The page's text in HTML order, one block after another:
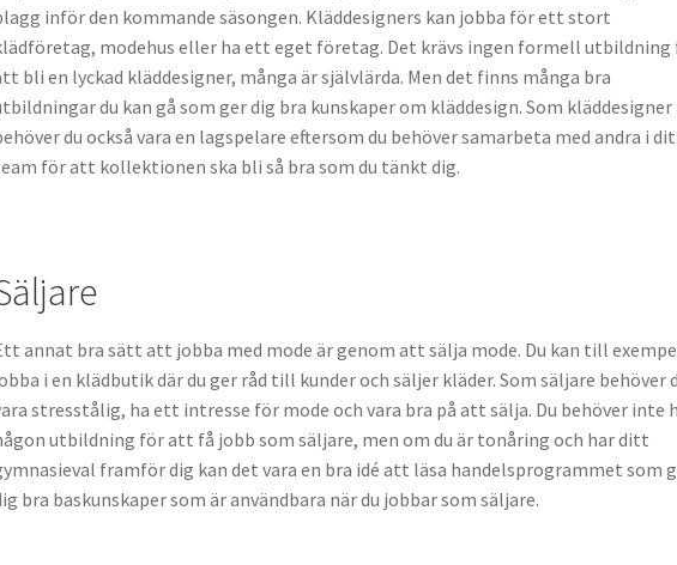
inför den kommande säsongen. Kläddesigners kan jobba för ett stort
modehus eller ha ett eget företag. Det krävs ingen formell utbildning
bli en lyckad kläddesigner, många är självlärda. Men det finns många bra
du kan gå som ger dig bra kunskaper om kläddesign. Som kläddesigner
du också vara en lagspelare eftersom du behöver samarbeta med andra i
för att kollektionen ska bli så bra som du tänkt dig.
annat bra sätt att jobba med mode är genom att sälja mode. Du kan till
i en klädbutik där du ger råd till kunder och säljer kläder. Som säljare behöver
stresstålig, ha ett intresse för mode och vara bra på att sälja. Du behöver inte
utbildning för att få jobb som säljare, men om du är tonåring och har ditt
framför dig kan det vara en bra idé att läsa handelsprogrammet som
bra baskunskaper som är användbara när du jobbar som säljare.